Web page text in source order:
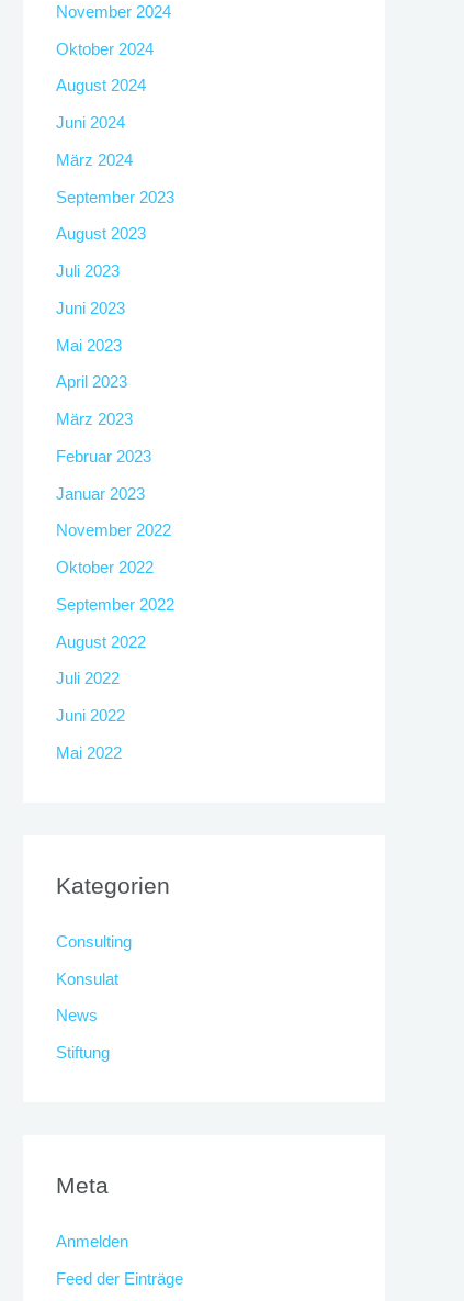
November 2024
Oktober 2024
August 2024
Juni 2024
März 2024
September 2023
August 2023
Juli 2023
Juni 2023
Mai 2023
April 2023
März 2023
Februar 2023
Januar 2023
November 2022
Oktober 2022
September 2022
August 2022
Juli 2022
Juni 2022
Mai 2022
Kategorien
Consulting
Konsulat
News
Stiftung
Meta
Anmelden
Feed der Einträge